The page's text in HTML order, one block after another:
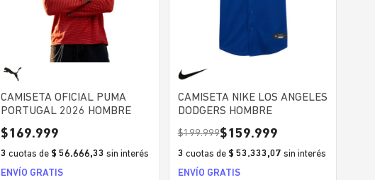
CAMISETA OFICIAL PUMA
PORTUGAL 2026 HOMBRE
$169.999
3 cuotas de $ 56.666,33 sin interés
ENVÍO GRATIS
CAMISETA NIKE LOS ANGELES
DODGERS HOMBRE
$199.999$159.999
3 cuotas de $ 53.333,07 sin interés
ENVÍO GRATIS